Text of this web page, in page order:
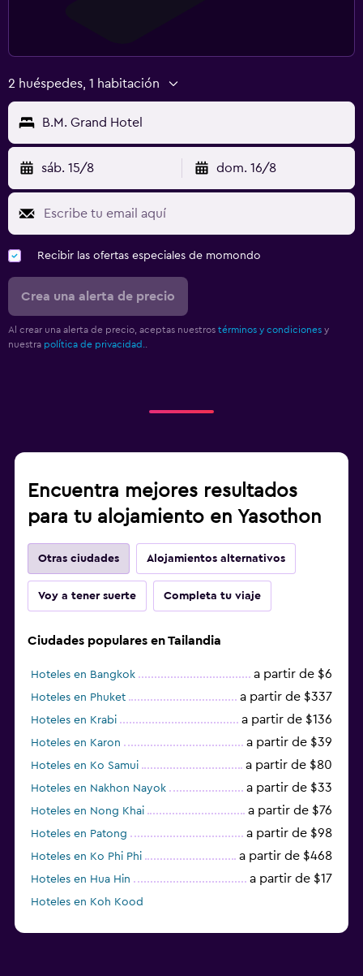
2 huéspedes, 1 habitación
B.M. Grand Hotel
sáb. 15/8 dom. 16/8
Recibir las ofertas especiales de momondo
Crea una alerta de precio
Al crear una alerta de precio, aceptas nuestros términos y condiciones y
nuestra política de privacidad.
Encuentra mejores resultados
para tu alojamiento en Yasothon
Otras ciudades Alojamientos alternativos
Voy a tener suerte Completa tu viaje
Ciudades populares en Tailandia
Hoteles en Bangkok a partir de $6
Hoteles en Phuket a partir de $337
Hoteles en Krabi a partir de $136
Hoteles en Karon a partir de $39
Hoteles en Ko Samui a partir de $80
Hoteles en Nakhon Nayok a partir de $33
Hoteles en Nong Khai a partir de $76
Hoteles en Patong a partir de $98
Hoteles en Ko Phi Phi a partir de $468
Hoteles en Hua Hin a partir de $17
Hoteles en Koh Kood